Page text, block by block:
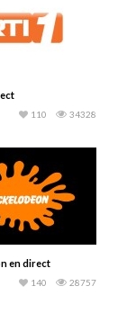
34328
110
en direct
28757
140